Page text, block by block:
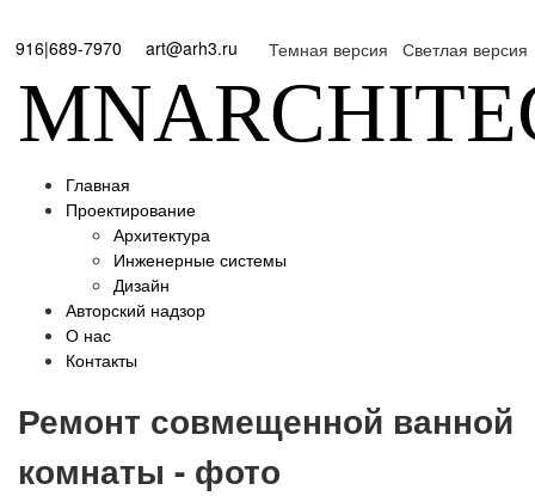
916|689-7970 art@arh3.ru Темная версия Светлая версия
Главная
Проектирование
Архитектура
Инженерные системы
Дизайн
Авторский надзор
О нас
Контакты
Ремонт совмещенной ванной
комнаты - фото